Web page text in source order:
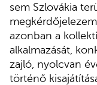
sem Szlovákia
azonban a
alkalmazását,
zajló, nyolcvan
történő